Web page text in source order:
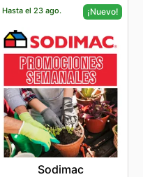
Hasta el 23 ago. ¡Nuevo!
Sodimac